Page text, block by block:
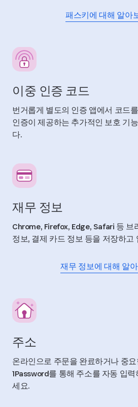
패스키에 대해 알아
이중 인증 코드
번거롭게 별도의 인증 앱에서 코드
인증이 제공하는 추가적인 보호 기
다.
재무 정보
Chrome, Firefox, Edge, Safari 등
정보, 결제 카드 정보 등을 저장하고
재무 정보에 대해 알
주소
온라인으로 주문을 완료하거나 중
1Password를 통해 주소를 자동 입
세요.